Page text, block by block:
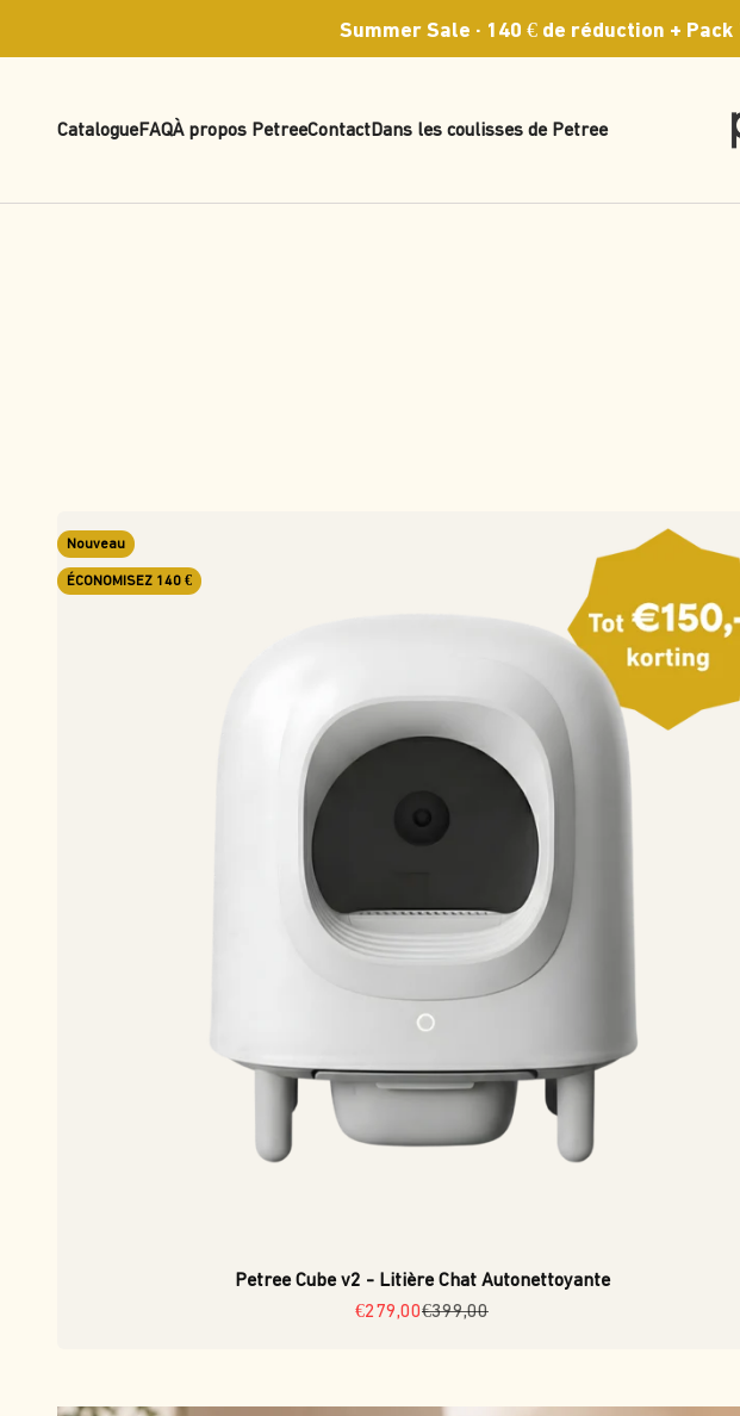
Summer Sale · 140 € de réduction +
CatalogueFAQÀ propos PetreeContactDans les coulisses de Petree
Nouveau
ÉCONOMISEZ 140 €
Petree Cube v2 - Litière Chat Autonettoyante
Prix de vente
€279,00Prix normal
€399,00